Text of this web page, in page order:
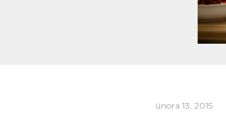
února 13, 2015